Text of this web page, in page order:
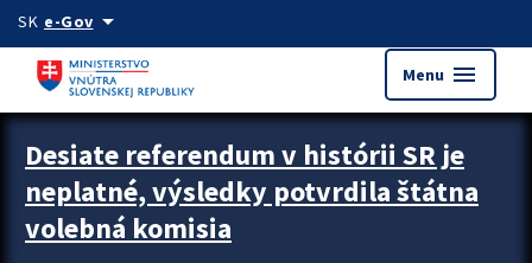
Preskocit na hlavný obsah
SK e-Govarrow_drop_down
Menu menu
Zastavit automatický posun upútavok
Desiate referendum v histórii SR je
neplatné, výsledky potvrdila štátna
volebná komisia